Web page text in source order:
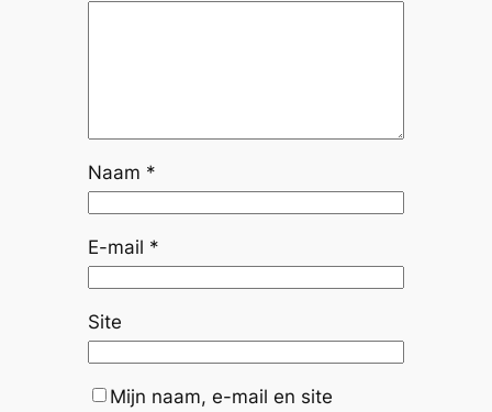
Naam *
E-mail *
Site
Mijn naam, e-mail en site